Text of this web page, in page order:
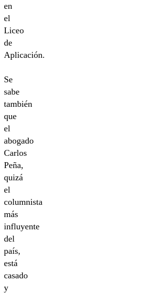
en
el
Liceo
de
Aplicación.
Se
sabe
también
que
el
abogado
Carlos
Peña,
quizá
el
columnista
más
influyente
del
país,
está
casado
y